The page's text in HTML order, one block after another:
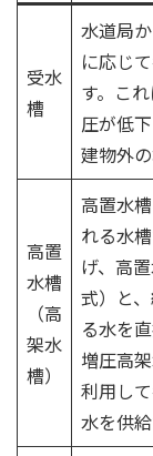
受水
槽
水道局
に応じ
す。こ
圧が低
建物外
高置
水槽
（高
架水
槽）
高置水
れる水
げ、高
式）と
る水を
増圧高
利用し
水を供